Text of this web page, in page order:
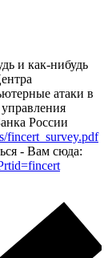
и как-нибудь
атаки в
России
fincert_survey.pdf
- Вам сюда: